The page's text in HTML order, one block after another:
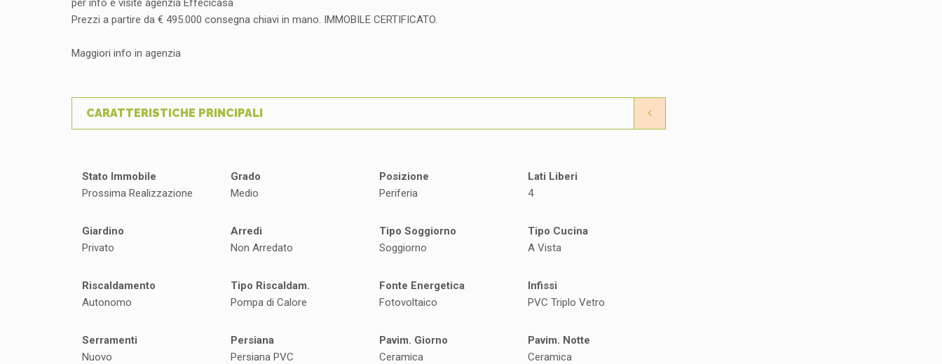
per info e visite agenzia Effecicasa
Prezzi a partire da € 495.000 consegna chiavi in mano. IMMOBILE CERTIFICATO.
Maggiori info in agenzia
CARATTERISTICHE PRINCIPALI
Stato Immobile
Prossima Realizzazione
Grado
Medio
Posizione
Periferia
Lati Liberi
4
Giardino
Privato
Arredi
Non Arredato
Tipo Soggiorno
Soggiorno
Tipo Cucina
A Vista
Riscaldamento
Autonomo
Tipo Riscaldam.
Pompa di Calore
Fonte Energetica
Fotovoltaico
Infissi
PVC Triplo Vetro
Serramenti
Nuovo
Persiana
Persiana PVC
Pavim. Giorno
Ceramica
Pavim. Notte
Ceramica